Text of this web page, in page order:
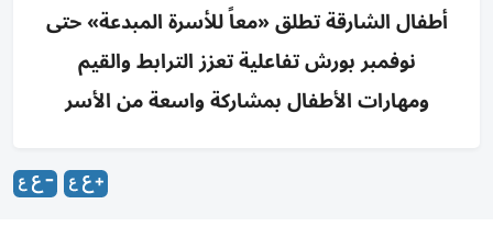
أطفال الشارقة تطلق «معاً للأسرة المبدعة» حتى
نوفمبر بورش تفاعلية تعزز الترابط والقيم
ومهارات الأطفال بمشاركة واسعة من الأسر